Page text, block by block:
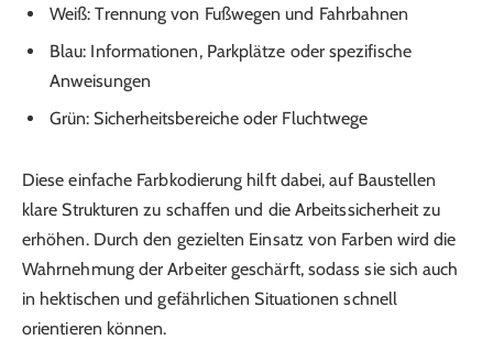
Weiß: Trennung von Fußwegen und Fahrbahnen
Blau: Informationen, Parkplätze oder spezifische
Anweisungen
Grün: Sicherheitsbereiche oder Fluchtwege
Diese einfache Farbkodierung hilft dabei, auf Baustellen
klare Strukturen zu schaffen und die Arbeitssicherheit zu
erhöhen. Durch den gezielten Einsatz von Farben wird die
Wahrnehmung der Arbeiter geschärft, sodass sie sich auch
in hektischen und gefährlichen Situationen schnell
orientieren können.